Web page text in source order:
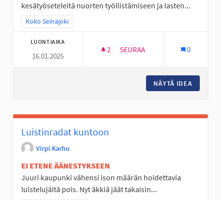
kesätyöseteleitä nuorten työllistämiseen ja lasten...
Rajaa tulokset teeman mukaan: Koko Seinäjoki
Koko Seinäjoki
LUONTIAIKA
16.01.2025
2 2 SEURAAJAA
SEURAA 0
NÄYTÄ IDEA
Luistinradat kuntoon
Virpi Karhu
EI ETENE ÄÄNESTYKSEEN
Juuri kaupunki vähensi ison määrän hoidettavia
luistelujäitä pois. Nyt äkkiä jäät takaisin...